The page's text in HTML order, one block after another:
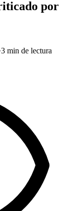
por
3 min de lectura